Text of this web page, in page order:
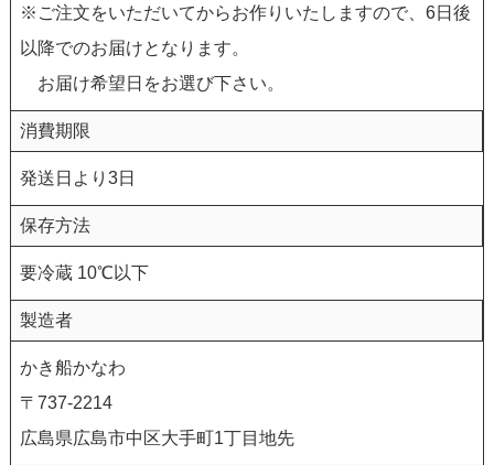
※ご注文をいただいてからお作りいたしますので、6日後
以降でのお届けとなります。
お届け希望日をお選び下さい。
消費期限
発送日より3日
保存方法
要冷蔵 10℃以下
製造者
かき船かなわ
〒737-2214
広島県広島市中区大手町1丁目地先